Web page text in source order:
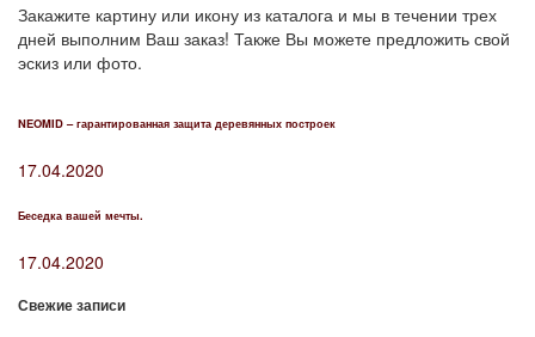
Закажите картину или икону из каталога и мы в течении трех
дней выполним Ваш заказ! Также Вы можете предложить свой
эскиз или фото.
NEOMID – гарантированная защита деревянных построек
17.04.2020
Беседка вашей мечты.
17.04.2020
Свежие записи